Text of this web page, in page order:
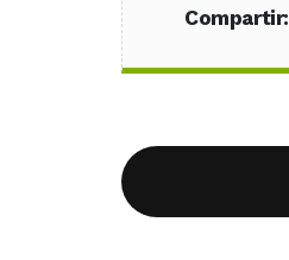
Compartir: